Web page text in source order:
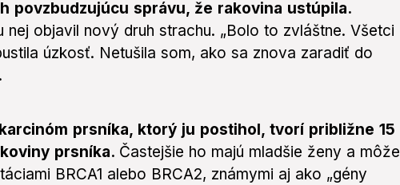
povzbudzujúcu správu, že rakovina ustúpila.
objavil nový druh strachu. „Bolo to zvláštne. Všetci
úzkosť. Netušila som, ako sa znova zaradiť do
prsníka, ktorý ju postihol, tvorí približne 15
prsníka. Častejšie ho majú mladšie ženy a môže
BRCA1 alebo BRCA2, známymi aj ako „gény